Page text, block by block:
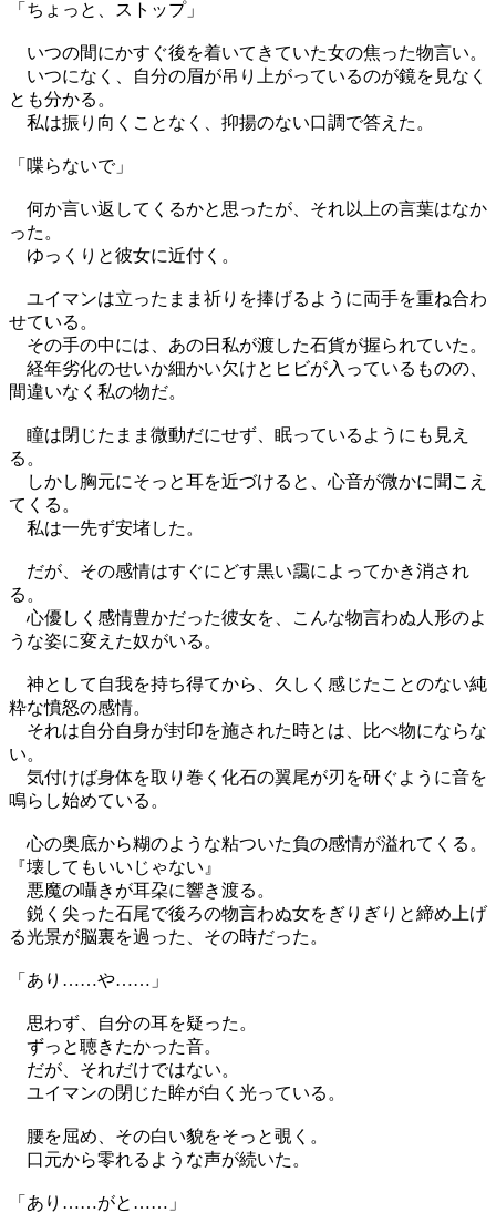
「ちょっと、ストップ」
いつの間にかすぐ後を着いてきていた女の焦った物言い。
いつになく、自分の眉が吊り上がっているのが鏡を見なく
とも分かる。
私は振り向くことなく、抑揚のない口調で答えた。
「喋らないで」
何か言い返してくるかと思ったが、それ以上の言葉はなか
った。
ゆっくりと彼女に近付く。
ユイマンは立ったまま祈りを捧げるように両手を重ね合わ
せている。
その手の中には、あの日私が渡した石貨が握られていた。
経年劣化のせいか細かい欠けとヒビが入っているものの、
間違いなく私の物だ。
瞳は閉じたまま微動だにせず、眠っているようにも見え
る。
しかし胸元にそっと耳を近づけると、心音が微かに聞こえ
てくる。
私は一先ず安堵した。
だが、その感情はすぐにどす黒い靄によってかき消され
る。
心優しく感情豊かだった彼女を、こんな物言わぬ人形のよ
うな姿に変えた奴がいる。
神として自我を持ち得てから、久しく感じたことのない純
粋な憤怒の感情。
それは自分自身が封印を施された時とは、比べ物にならな
い。
気付けば身体を取り巻く化石の翼尾が刃を研ぐように音を
鳴らし始めている。
心の奥底から糊のような粘ついた負の感情が溢れてくる。
『壊してもいいじゃない』
悪魔の囁きが耳朶に響き渡る。
鋭く尖った石尾で後ろの物言わぬ女をぎりぎりと締め上げ
る光景が脳裏を過った、その時だった。
「あり……や……」
思わず、自分の耳を疑った。
ずっと聴きたかった音。
だが、それだけではない。
ユイマンの閉じた眸が白く光っている。
腰を屈め、その白い貌をそっと覗く。
口元から零れるような声が続いた。
「あり……がと……」